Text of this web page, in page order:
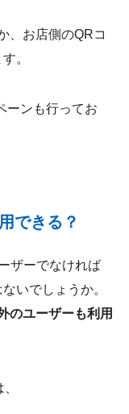
、お店側のQRコ
。
ーンも行ってお
できる？
ザーでなければ
いでしょうか。
のユーザーも利用